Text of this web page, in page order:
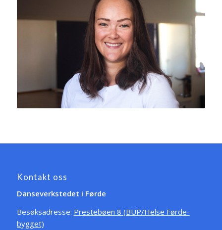
Kontakt oss
Danseverkstedet i Førde
Besøksadresse: Prestebøen 8 (BUP/Helse Førde-
bygget)